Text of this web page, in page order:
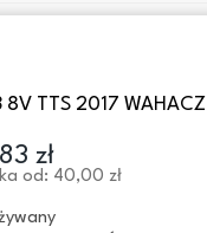
8V TTS 2017
zł
od: 40,00 zł